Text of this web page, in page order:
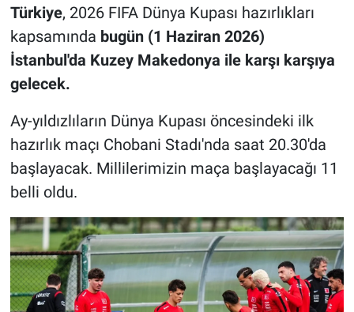
Türkiye, 2026 FIFA Dünya Kupası hazırlıkları
kapsamında bugün (1 Haziran 2026)
İstanbul'da Kuzey Makedonya ile karşı karşıya
gelecek.
Ay-yıldızlıların Dünya Kupası öncesindeki ilk
hazırlık maçı Chobani Stadı'nda saat 20.30'da
başlayacak. Millilerimizin maça başlayacağı 11
belli oldu.